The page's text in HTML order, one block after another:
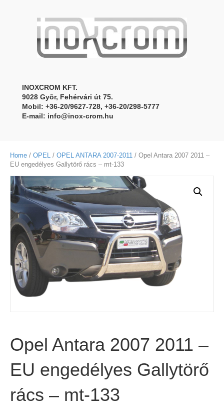
INOXCROM KFT.
9028 Gyõr, Fehérvári út 75.
Mobil: +36-20/9627-728, +36-20/298-5777
E-mail: info@inox-crom.hu
Home / OPEL / OPEL ANTARA 2007-2011 / Opel Antara 2007 2011 –
EU engedélyes Gallytörő rács – mt-133
Opel Antara 2007 2011 –
EU engedélyes Gallytörő
rács – mt-133